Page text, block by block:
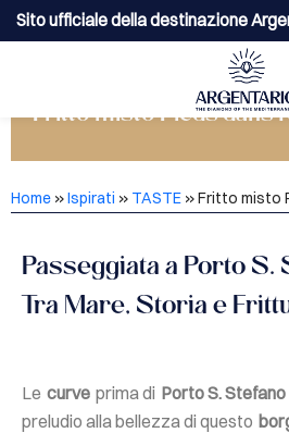
Sito ufficiale della destinazione
Fritto misto Pieds dans
Home »Ispirati » TASTE »Fritto misto
Passeggiata a Porto S.
Tra Mare, Storia e
Le curve prima di Porto S. Stefano
preludio alla bellezza di questo